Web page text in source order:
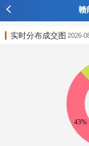
赣
实时分布成交图 2026-